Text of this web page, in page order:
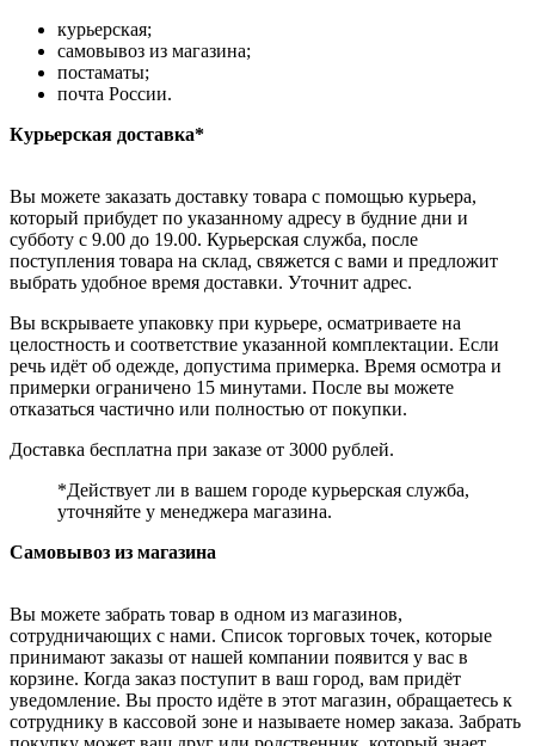
курьерская;
самовывоз из магазина;
постаматы;
почта России.
Курьерская доставка*
Вы можете заказать доставку товара с помощью курьера,
который прибудет по указанному адресу в будние дни и
субботу с 9.00 до 19.00. Курьерская служба, после
поступления товара на склад, свяжется с вами и предложит
выбрать удобное время доставки. Уточнит адрес.
Вы вскрываете упаковку при курьере, осматриваете на
целостность и соответствие указанной комплектации. Если
речь идёт об одежде, допустима примерка. Время осмотра и
примерки ограничено 15 минутами. После вы можете
отказаться частично или полностью от покупки.
Доставка бесплатна при заказе от 3000 рублей.
*Действует ли в вашем городе курьерская служба,
уточняйте у менеджера магазина.
Самовывоз из магазина
Вы можете забрать товар в одном из магазинов,
сотрудничающих с нами. Список торговых точек, которые
принимают заказы от нашей компании появится у вас в
корзине. Когда заказ поступит в ваш город, вам придёт
уведомление. Вы просто идёте в этот магазин, обращаетесь к
сотруднику в кассовой зоне и называете номер заказа. Забрать